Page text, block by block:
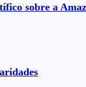
sobre a